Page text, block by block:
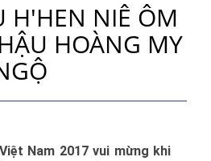
H'HEN NIÊ ÔM
HOÀNG MY
Nam 2017 vui mừng khi